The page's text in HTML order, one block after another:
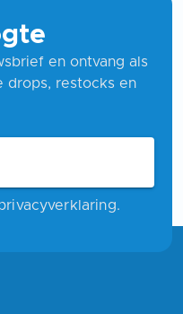
en ontvang als
drops, restocks en